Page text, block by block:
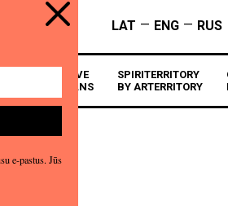
LAT — ENG — RUS
SKATUVE
& EKRĀNS
SPIRITERRITORY
BY ARTERRITORY